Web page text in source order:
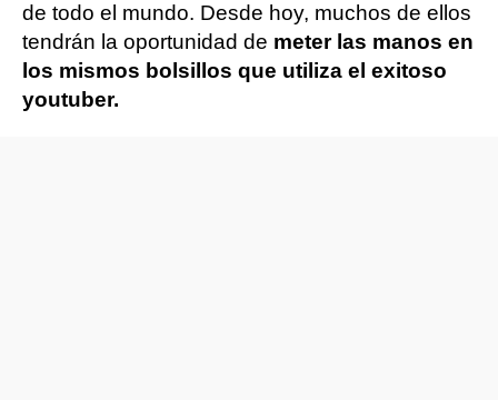
de todo el mundo. Desde hoy, muchos de ellos
tendrán la oportunidad de meter las manos en
los mismos bolsillos que utiliza el exitoso
youtuber.